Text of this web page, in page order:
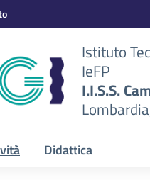
Istituto
IeFP
I.I.S.S.
Didattica